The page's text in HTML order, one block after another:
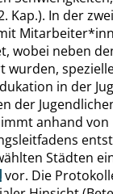
Kap.). In der
wobei neben
wurden,
in der
der
anhand von
Städten
vor. Die